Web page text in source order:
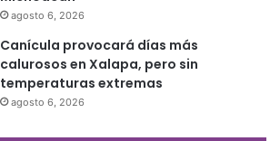
agosto 6, 2026
Canícula provocará días más
calurosos en Xalapa, pero sin
temperaturas extremas
agosto 6, 2026